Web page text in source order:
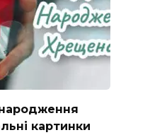
картинки